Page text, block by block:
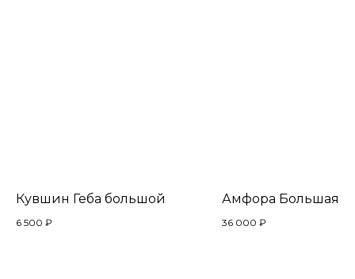
Кувшин Геба большой
6 500 ₽
Амфора Большая
36 000 ₽